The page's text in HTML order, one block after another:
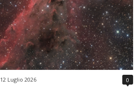
12 Luglio 2026 0